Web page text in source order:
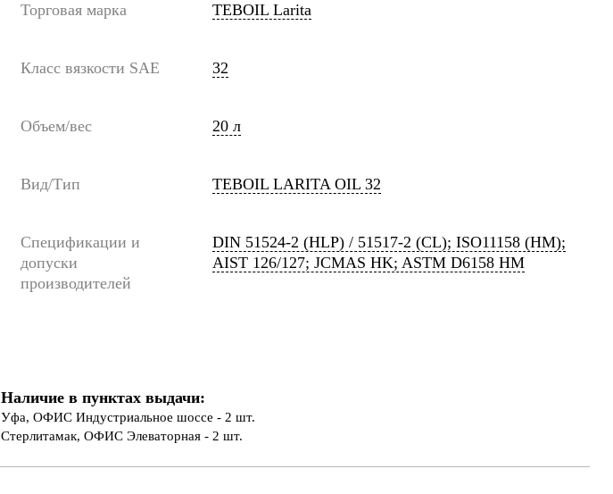
Торговая марка TEBOIL Larita
Класс вязкости SAE 32
Объем/вес 20 л
Вид/Тип TEBOIL LARITA OIL 32
Спецификации и
допуски
производителей
DIN 51524-2 (HLP) / 51517-2 (CL); ISO11158 (HM);
AIST 126/127; JCMAS HK; ASTM D6158 HM
Наличие в пунктах выдачи:
Уфа, ОФИС Индустриальное шоссе - 2 шт.
Стерлитамак, ОФИС Элеваторная - 2 шт.